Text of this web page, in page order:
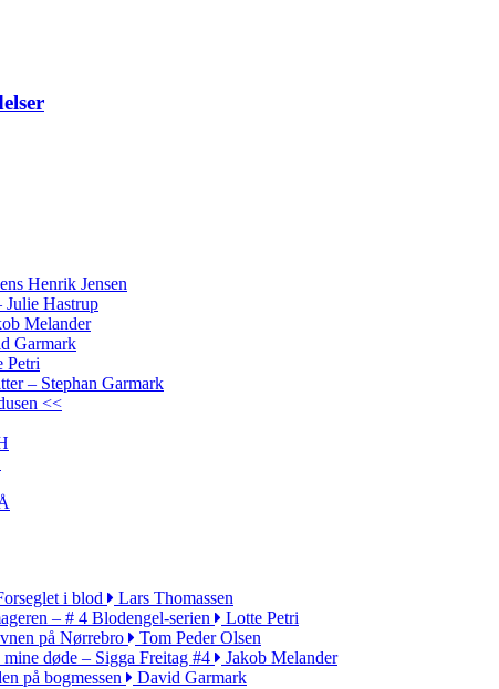
Henrik Jensen
Julie Hastrup
Melander
Garmark
Petri
– Stephan Garmark
<<
i blod
Lars Thomassen
– # 4 Blodengel-serien
Lotte Petri
på Nørrebro
Tom Peder Olsen
døde – Sigga Freitag #4
Jakob Melander
på bogmessen
David Garmark